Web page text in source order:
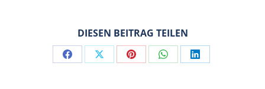
DIESEN BEITRAG TEILEN
Share Share Share Share Share